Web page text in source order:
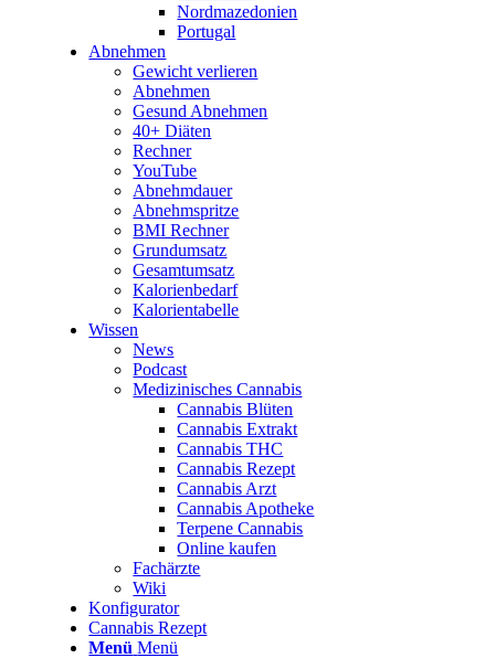
Nordmazedonien
Portugal
Abnehmen
Gewicht verlieren
Abnehmen
Gesund Abnehmen
40+ Diäten
Rechner
YouTube
Abnehmdauer
Abnehmspritze
BMI Rechner
Grundumsatz
Gesamtumsatz
Kalorienbedarf
Kalorientabelle
Wissen
News
Podcast
Medizinisches Cannabis
Cannabis Blüten
Cannabis Extrakt
Cannabis THC
Cannabis Rezept
Cannabis Arzt
Cannabis Apotheke
Terpene Cannabis
Online kaufen
Fachärzte
Wiki
Konfigurator
Cannabis Rezept
Menü Menü